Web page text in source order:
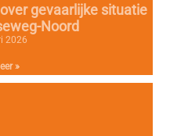
gevaarlijke situatie
Noord
2026
»